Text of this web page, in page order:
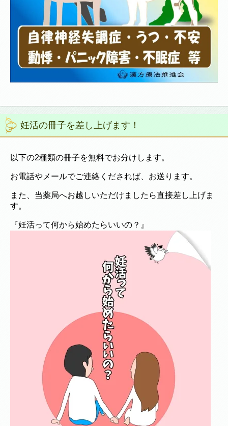
妊活の冊子を差し上げます！
以下の2種類の冊子を無料でお分けします。
お電話やメールでご連絡くだされば、お送ります。
また、当薬局へお越しいただけましたら直接差し上げま
す。
『妊活って何から始めたらいいの？』